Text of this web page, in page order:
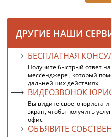
ДРУГИЕ НАШИ
БЕСПЛАТНАЯ
Получите быстрый ответ
мессенджере , который
дальнейших действиях
ВИДЕОЗВОНОК
Вы видите своего юриста и
экран, чтобы получить
офис
ОБЪЯВИТЕ